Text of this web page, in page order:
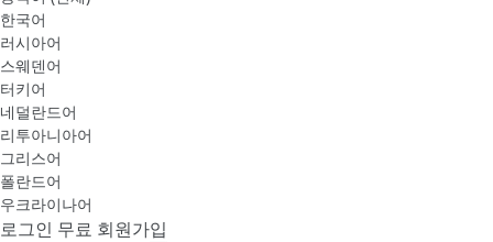
한국어
러시아어
스웨덴어
터키어
네덜란드어
리투아니아어
그리스어
폴란드어
우크라이나어
로그인 무료 회원가입